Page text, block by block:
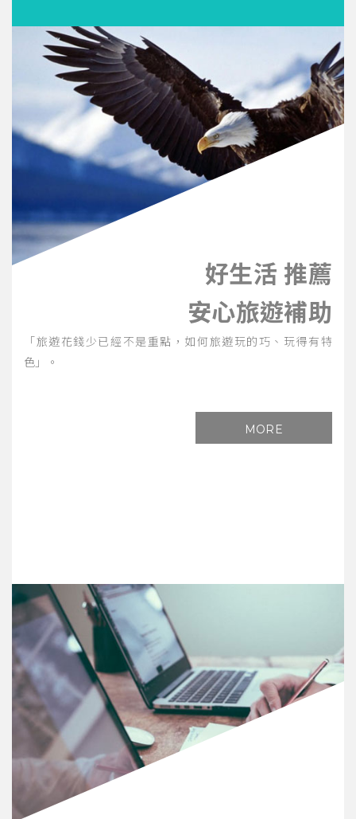
好生活 推薦
安心旅遊補助
「旅遊花錢少已經不是重點，如何旅遊玩的巧、玩得有特
色」。
MORE